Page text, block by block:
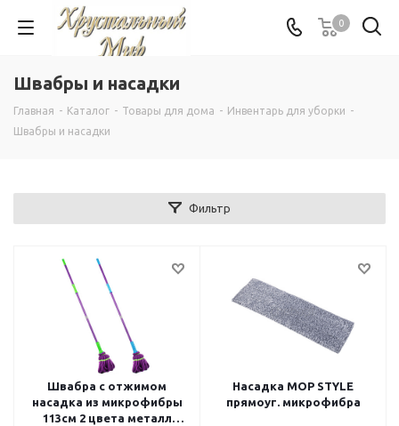
0
Швабры и насадки
Главная - Каталог - Товары для дома - Инвентарь для уборки -
Швабры и насадки
Фильтр
Швабра с отжимом
насадка из микрофибры
113см 2 цвета металл
Насадка MOP STYLE
прямоуг. микрофибра